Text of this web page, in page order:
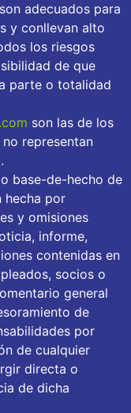
adecuados para
y conllevan alto
los riesgos
de que
parte o totalidad
son las de los
representan
base-de-hecho de
hecha por
y omisiones
informe,
contenidas en
socios o
general
de
por
de cualquier
directa o
de dicha